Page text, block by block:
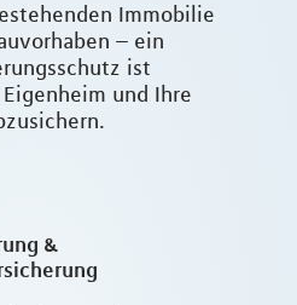
Immobilie
– ein
ist
und Ihre
&